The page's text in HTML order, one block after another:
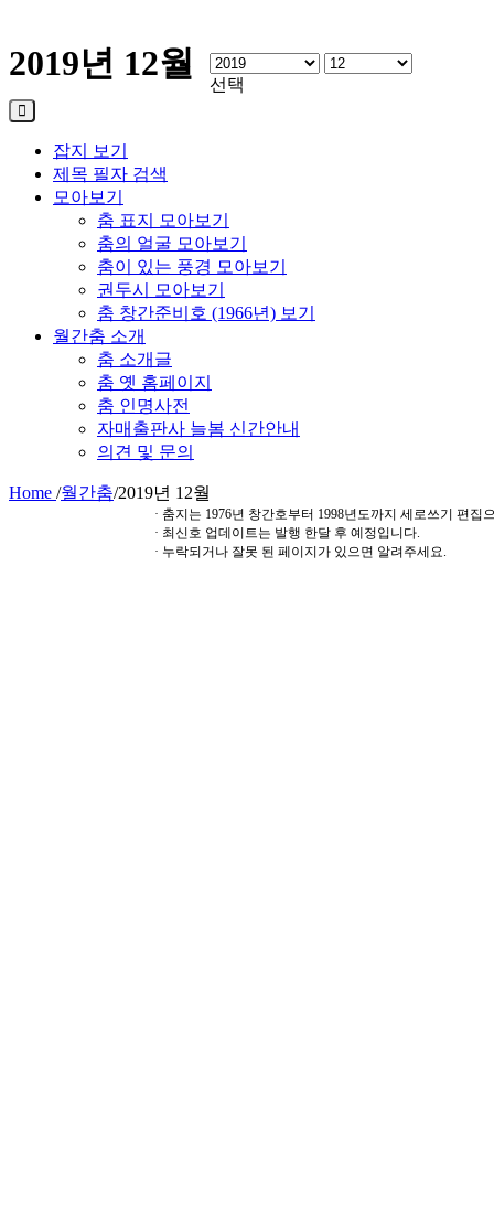
2019년 12월
선택
잡지 보기
제목 필자 검색
모아보기
춤 표지 모아보기
춤의 얼굴 모아보기
춤이 있는 풍경 모아보기
권두시 모아보기
춤 창간준비호 (1966년) 보기
월간춤 소개
춤 소개글
춤 옛 홈페이지
춤 인명사전
자매출판사 늘봄 신간안내
의견 및 문의
Home /월간춤/2019년 12월
· 춤지는 1976년 창간호부터 1998년도까지 세로쓰기 편집
· 최신호 업데이트는 발행 한달 후 예정입니다.
· 누락되거나 잘못 된 페이지가 있으면 알려주세요.